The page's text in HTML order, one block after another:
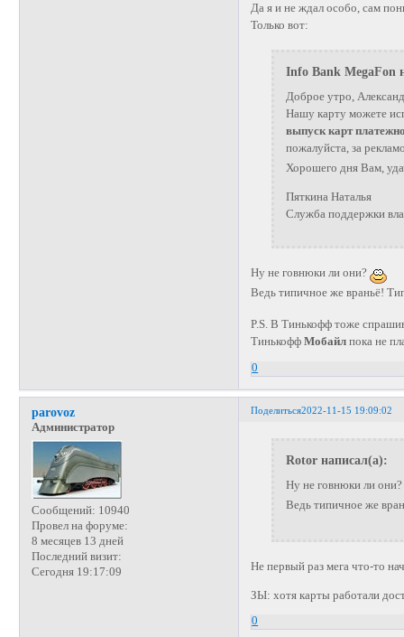
Да я и не ждал особо, сам
Только вот:
Info Bank MegaFon
Доброе утро,
Нашу карту можете
выпуск карт
пожалуйста, за
Хорошего дня Вам,
Пяткина Наталья
Служба поддержки
Ну не говнюки ли они?
Ведь типичное же враньё!
P.S. В Тинькофф тоже
ТинькоффМобайл пока не
0
Поделиться2022-11-15 19:09:02
parovoz
Администратор
Сообщений: 10940
Провел на форуме:
8 месяцев 13 дней
Последний визит:
Сегодня 19:17:09
Rotor написал(а):
Ну не говнюки ли они?
Ведь типичное же
Не первый раз мега что-то
ЗЫ: хотя карты работали
0